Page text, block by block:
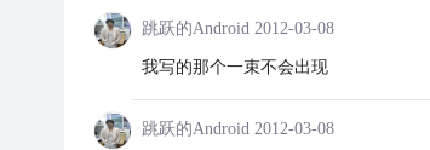
跳跃的Android 2012-03-08
我写的那个一束不会出现
跳跃的Android 2012-03-08